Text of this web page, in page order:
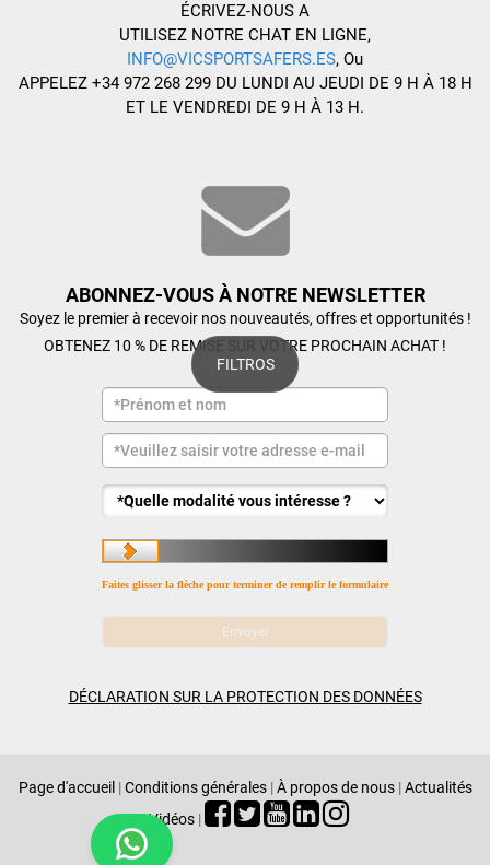
FILTROS
ÉCRIVEZ-NOUS A
UTILISEZ NOTRE CHAT EN LIGNE,
INFO@VICSPORTSAFERS.ES, Ou
APPELEZ +34 972 268 299 DU LUNDI AU JEUDI DE 9 H À 18 H
ET LE VENDREDI DE 9 H À 13 H.
ABONNEZ-VOUS À NOTRE NEWSLETTER
Soyez le premier à recevoir nos nouveautés, offres et opportunités !
OBTENEZ 10 % DE REMISE SUR VOTRE PROCHAIN ACHAT !
Faites glisser la flèche pour terminer de remplir le formulaire
DÉCLARATION SUR LA PROTECTION DES DONNÉES
Page d'accueil | Conditions générales | À propos de nous | Actualités
|Vidéos |